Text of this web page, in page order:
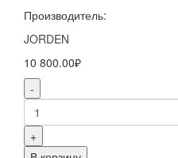
Производитель:
JORDEN
10 800.00₽
-
+